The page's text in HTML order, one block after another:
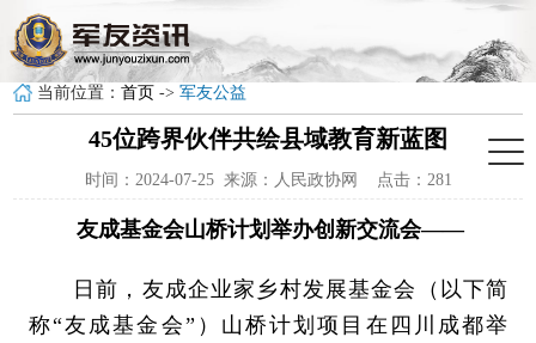
当前位置：首页 ->军友公益
45位跨界伙伴共绘县域教育新蓝图
时间：2024-07-25 来源：人民政协网 点击：281
友成基金会山桥计划举办创新交流会——
日前，友成企业家乡村发展基金会（以下简
称“友成基金会”）山桥计划项目在四川成都举